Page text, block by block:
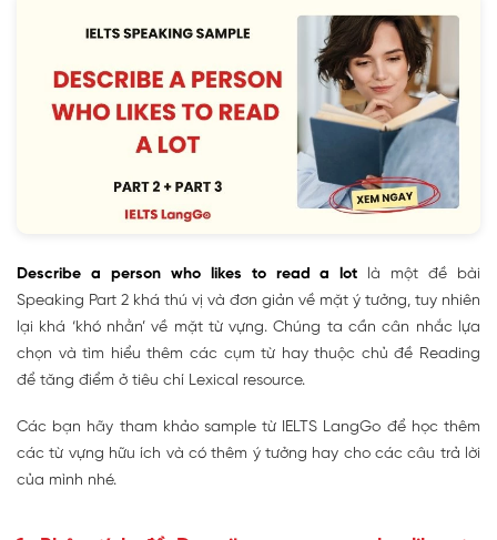
Describe a person who likes to read a lot là một đề bài
Speaking Part 2 khá thú vị và đơn giản về mặt ý tưởng, tuy nhiên
lại khá ‘khó nhằn’ về mặt từ vựng. Chúng ta cần cân nhắc lựa
chọn và tìm hiểu thêm các cụm từ hay thuộc chủ đề Reading
để tăng điểm ở tiêu chí Lexical resource.
Các bạn hãy tham khảo sample từ IELTS LangGo để học thêm
các từ vựng hữu ích và có thêm ý tưởng hay cho các câu trả lời
của mình nhé.